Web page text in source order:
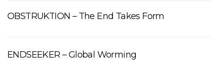
OBSTRUKTION – The End Takes Form
ENDSEEKER – Global Worming